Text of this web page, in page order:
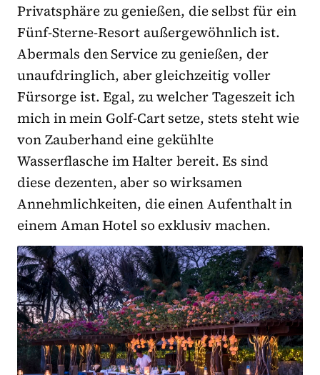
Privatsphäre zu genießen, die selbst für ein
Fünf-Sterne-Resort außergewöhnlich ist.
Abermals den Service zu genießen, der
unaufdringlich, aber gleichzeitig voller
Fürsorge ist. Egal, zu welcher Tageszeit ich
mich in mein Golf-Cart setze, stets steht wie
von Zauberhand eine gekühlte
Wasserflasche im Halter bereit. Es sind
diese dezenten, aber so wirksamen
Annehmlichkeiten, die einen Aufenthalt in
einem Aman Hotel so exklusiv machen.